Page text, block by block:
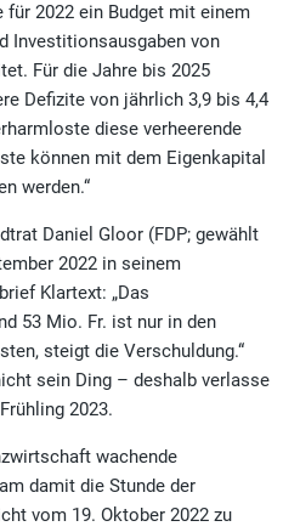
für 2022 ein Budget mit einem
Investitionsausgaben von
Für die Jahre bis 2025
Defizite von jährlich 3,9 bis 4,4
diese verheerende
können mit dem Eigenkapital
werden.“
Daniel Gloor (FDP; gewählt
2022 in seinem
Klartext: „Das
53 Mio. Fr. ist nur in den
steigt die Verschuldung.“
sein Ding – deshalb verlasse
2023.
wachende
damit die Stunde der
vom 19. Oktober 2022 zu